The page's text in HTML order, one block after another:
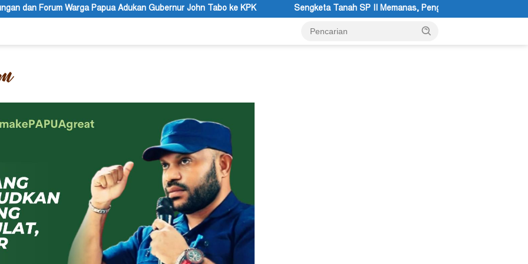
Gubernur John Tabo ke KPK Sengketa Tanah SP II Memanas, Pengadilan Negeri Timika Tegaskan Eksekusi Bukan